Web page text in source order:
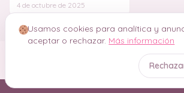
algodón ro
4 de octubre de 2025
Usamos cookies para analítica y
aceptar o rechazar. Más información